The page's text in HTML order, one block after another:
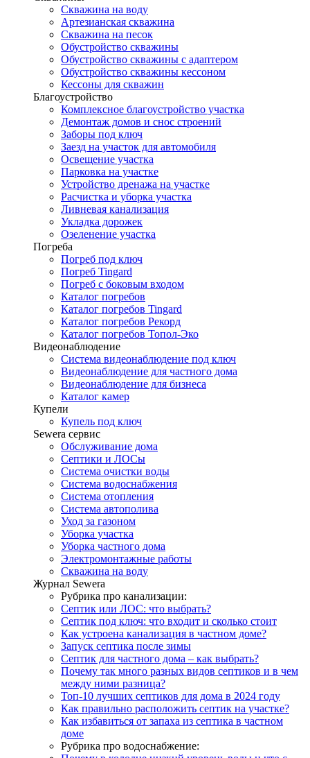
Скважина на воду
Артезианская скважина
Скважина на песок
Обустройство скважины
Обустройство скважины с адаптером
Обустройство скважины кессоном
Кессоны для скважин
Благоустройство
Комплексное благоустройство участка
Демонтаж домов и снос строений
Заборы под ключ
Заезд на участок для автомобиля
Освещение участка
Парковка на участке
Устройство дренажа на участке
Расчистка и уборка участка
Ливневая канализация
Укладка дорожек
Озеленение участка
Погреба
Погреб под ключ
Погреб Tingard
Погреб с боковым входом
Каталог погребов
Каталог погребов Tingard
Каталог погребов Рекорд
Каталог погребов Топол-Эко
Видеонаблюдение
Система видеонаблюдение под ключ
Видеонаблюдение для частного дома
Видеонаблюдение для бизнеса
Каталог камер
Купели
Купель под ключ
Sewera сервис
Обслуживание дома
Септики и ЛОСы
Система очистки воды
Система водоснабжения
Система отопления
Система автополива
Уход за газоном
Уборка участка
Уборка частного дома
Электромонтажные работы
Скважина на воду
Журнал Sewera
Рубрика про канализации:
Септик или ЛОС: что выбрать?
Септик под ключ: что входит и сколько стоит
Как устроена канализация в частном доме?
Запуск септика после зимы
Септик для частного дома – как выбрать?
Почему так много разных видов септиков и в чем
между ними разница?
Топ-10 лучших септиков для дома в 2024 году
Как правильно расположить септик на участке?
Как избавиться от запаха из септика в частном
доме
Рубрика про водоснабжение: